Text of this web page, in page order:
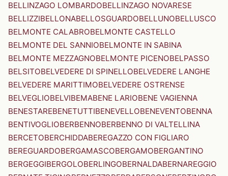
BELLINZAGO LOMBARDOBELLINZAGO NOVARESE
BELLIZZIBELLONABELLOSGUARDOBELLUNOBELLUSCO
BELMONTE CALABROBELMONTE CASTELLO
BELMONTE DEL SANNIOBELMONTE IN SABINA
BELMONTE MEZZAGNOBELMONTE PICENOBELPASSO
BELSITOBELVEDERE DI SPINELLOBELVEDERE LANGHE
BELVEDERE MARITTIMOBELVEDERE OSTRENSE
BELVEGLIOBELVIBEMABENE LARIOBENE VAGIENNA
BENESTAREBENETUTTIBENEVELLOBENEVENTOBENNA
BENTIVOGLIOBERBENNOBERBENNO DI VALTELLINA
BERCETOBERCHIDDABEREGAZZO CON FIGLIARO
BEREGUARDOBERGAMASCOBERGAMOBERGANTINO
BERGEGGIBERGOLOBERLINGOBERNALDABERNAREGGIO